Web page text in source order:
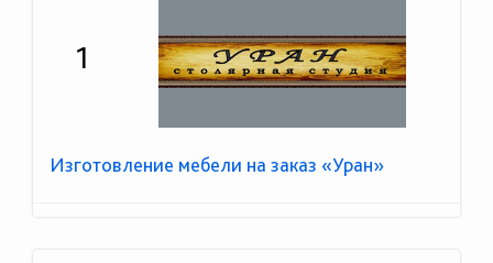
1
Изготовление мебели на заказ «Уран»